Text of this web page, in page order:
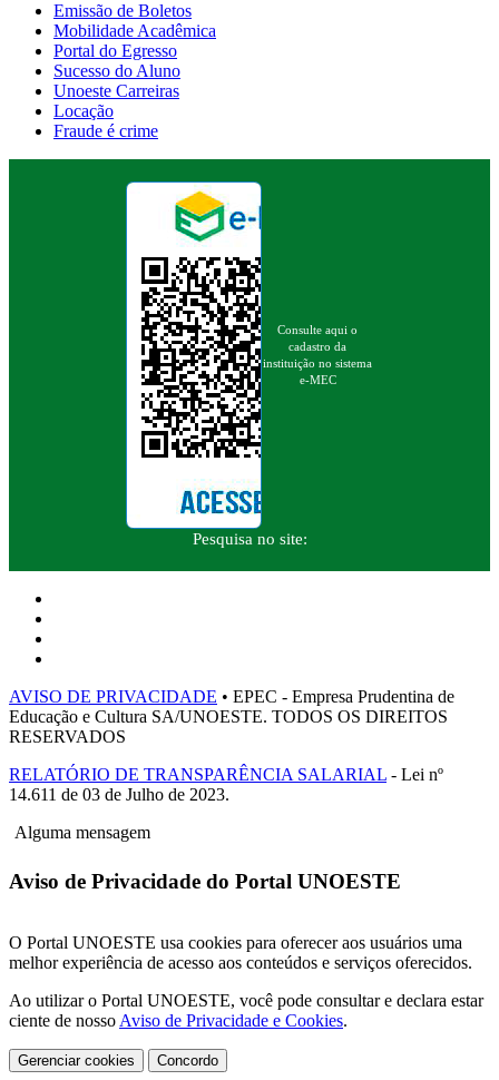
Emissão de Boletos
Mobilidade Acadêmica
Portal do Egresso
Sucesso do Aluno
Unoeste Carreiras
Locação
Fraude é crime
Consulte aqui o
cadastro da
instituição no sistema
e-MEC
Pesquisa no site:
AVISO DE PRIVACIDADE • EPEC - Empresa Prudentina de
Educação e Cultura SA/UNOESTE. TODOS OS DIREITOS
RESERVADOS
RELATÓRIO DE TRANSPARÊNCIA SALARIAL - Lei nº
14.611 de 03 de Julho de 2023.
Alguma mensagem
Aviso de Privacidade do Portal UNOESTE
O Portal UNOESTE usa cookies para oferecer aos usuários uma
melhor experiência de acesso aos conteúdos e serviços oferecidos.
Ao utilizar o Portal UNOESTE, você pode consultar e declara estar
ciente de nosso Aviso de Privacidade e Cookies.
Gerenciar cookies Concordo